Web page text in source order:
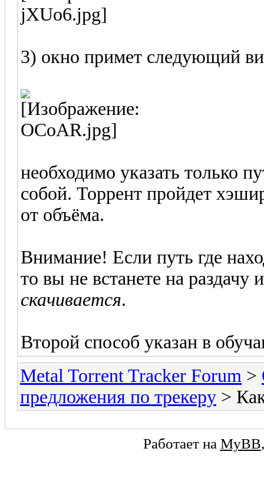
3) окно примет следующий
необходимо указать только
собой. Торрент пройдет
от объёма.
Внимание! Если путь где
то вы не встанете на раздачу
скачивается.
Второй способ указан в
Metal Torrent Tracker Forum >
предложения по трекеру >
Работает на MyBB